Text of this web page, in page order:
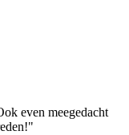
even meegedacht
"